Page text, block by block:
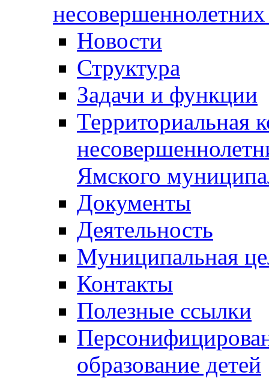
Новости
Структура
Задачи и функции
Территориальная
Ямского
Документы
Деятельность
Муниципальная
Контакты
Полезные ссылки
образование детей